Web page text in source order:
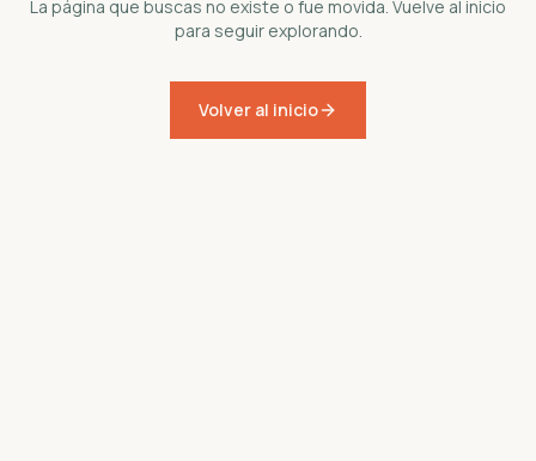
La página que buscas no existe o fue movida. Vuelve al inicio
para seguir explorando.
Volver al inicio